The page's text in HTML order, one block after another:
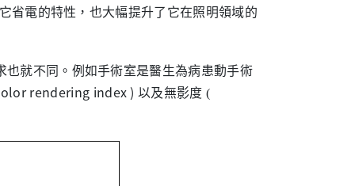
省電的特性，也大幅提升了它在照明領域的
就不同。例如手術室是醫生為病患動手術
rendering index ) 以及無影度 (